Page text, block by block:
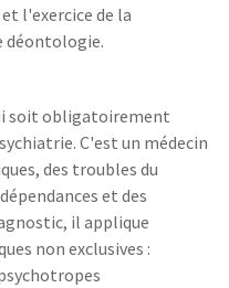
l'exercice de la
déontologie.
soit obligatoirement
C'est un médecin
des troubles du
et des
il applique
non exclusives :